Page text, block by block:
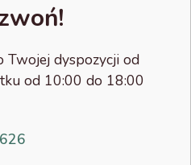
Twojej dyspozycji od
od 10:00 do 18:00